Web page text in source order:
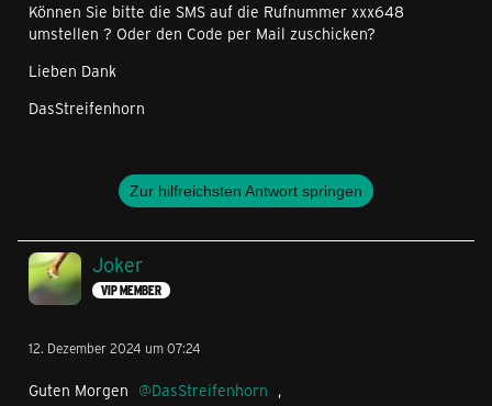
Können Sie bitte die SMS auf die Rufnummer xxx648
umstellen ? Oder den Code per Mail zuschicken?
Lieben Dank
DasStreifenhorn
Zur hilfreichsten Antwort springen
Joker
VIP MEMBER
12. Dezember 2024 um 07:24
Guten Morgen DasStreifenhorn ,